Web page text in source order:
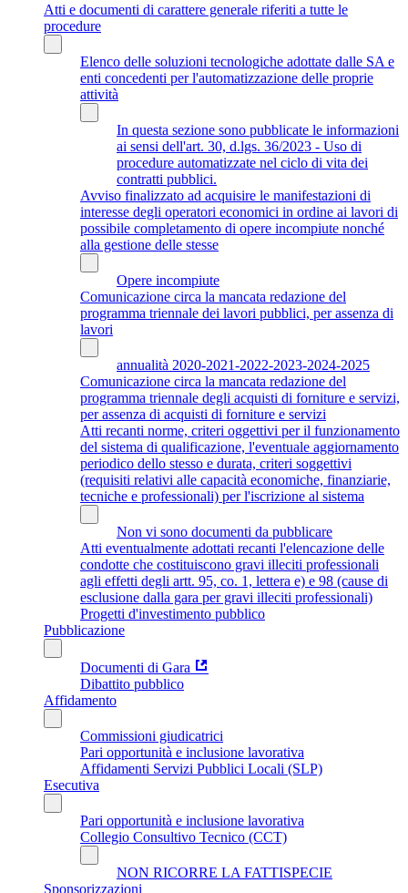
Atti e documenti di carattere generale riferiti a tutte le
procedure
Elenco delle soluzioni tecnologiche adottate dalle SA e
enti concedenti per l'automatizzazione delle proprie
attività
In questa sezione sono pubblicate le informazioni
ai sensi dell'art. 30, d.lgs. 36/2023 - Uso di
procedure automatizzate nel ciclo di vita dei
contratti pubblici.
Avviso finalizzato ad acquisire le manifestazioni di
interesse degli operatori economici in ordine ai lavori di
possibile completamento di opere incompiute nonché
alla gestione delle stesse
Opere incompiute
Comunicazione circa la mancata redazione del
programma triennale dei lavori pubblici, per assenza di
lavori
annualità 2020-2021-2022-2023-2024-2025
Comunicazione circa la mancata redazione del
programma triennale degli acquisti di forniture e servizi,
per assenza di acquisti di forniture e servizi
Atti recanti norme, criteri oggettivi per il funzionamento
del sistema di qualificazione, l'eventuale aggiornamento
periodico dello stesso e durata, criteri soggettivi
(requisiti relativi alle capacità economiche, finanziarie,
tecniche e professionali) per l'iscrizione al sistema
Non vi sono documenti da pubblicare
Atti eventualmente adottati recanti l'elencazione delle
condotte che costituiscono gravi illeciti professionali
agli effetti degli artt. 95, co. 1, lettera e) e 98 (cause di
esclusione dalla gara per gravi illeciti professionali)
Progetti d'investimento pubblico
Pubblicazione
Documenti di Gara
Dibattito pubblico
Affidamento
Commissioni giudicatrici
Pari opportunità e inclusione lavorativa
Affidamenti Servizi Pubblici Locali (SLP)
Esecutiva
Pari opportunità e inclusione lavorativa
Collegio Consultivo Tecnico (CCT)
NON RICORRE LA FATTISPECIE
Sponsorizzazioni